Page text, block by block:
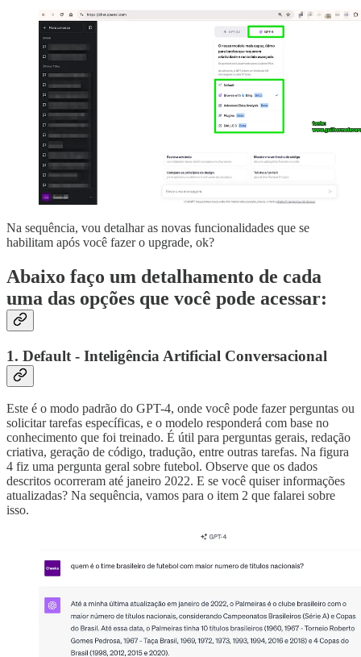
Na sequência, vou detalhar as novas funcionalidades que se
habilitam após você fazer o upgrade, ok?
Abaixo faço um detalhamento de cada
uma das opções que você pode acessar:
1. Default - Inteligência Artificial Conversacional
Este é o modo padrão do GPT-4, onde você pode fazer perguntas ou
solicitar tarefas específicas, e o modelo responderá com base no
conhecimento que foi treinado. É útil para perguntas gerais, redação
criativa, geração de código, tradução, entre outras tarefas. Na figura
4 fiz uma pergunta geral sobre futebol. Observe que os dados
descritos ocorreram até janeiro 2022. E se você quiser informações
atualizadas? Na sequência, vamos para o item 2 que falarei sobre
isso.